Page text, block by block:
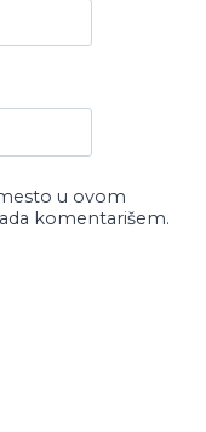
u ovom
komentarišem.